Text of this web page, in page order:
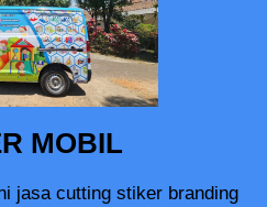
MOBIL
jasa cutting stiker branding